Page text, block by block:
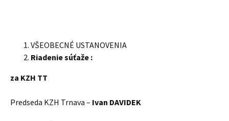
VŠEOBECNÉ USTANOVENIA
Riadenie súťaže :
za KZH TT
Predseda KZH Trnava – Ivan DAVIDEK